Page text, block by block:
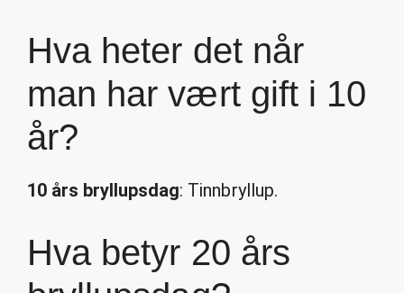
Hva heter det når
man har vært gift i 10
år?
10 års bryllupsdag: Tinnbryllup.
Hva betyr 20 års